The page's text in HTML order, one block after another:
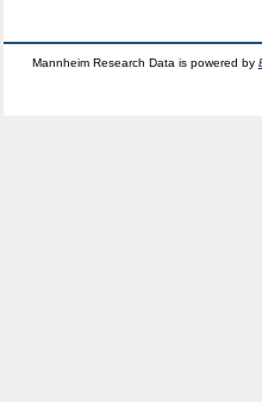
Mannheim Research Data is powered by